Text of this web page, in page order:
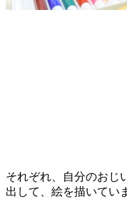
それぞれ、自分のおじ
出して、絵を描いてい